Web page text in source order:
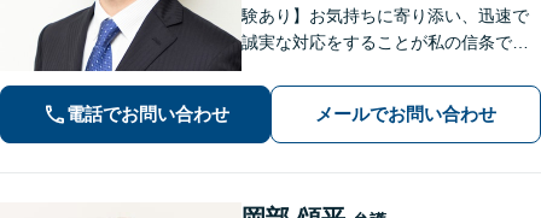
験あり】お気持ちに寄り添い、迅速で
誠実な対応をすることが私の信条で
し、最高のリーガルサービスをご提供
します。お気軽にご相談ください【初
回面談30分無料】【平日夜間対応可】
電話でお問い合わせ メールでお問い合わせ